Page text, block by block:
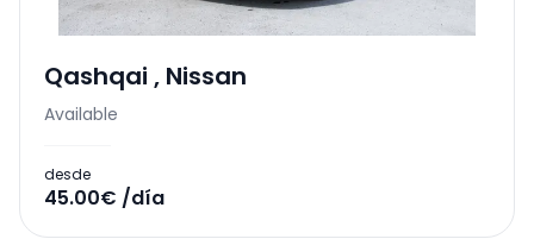
Qashqai , Nissan
Available
desde
45.00€ /día